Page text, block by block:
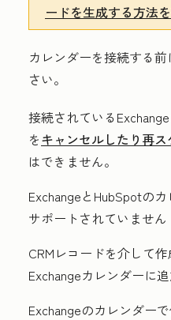
ードを生成する方法
カレンダーを接続する
さい。
接続されている
をキャンセルしたり再
はできません。
ExchangeとHubSpotの
サポートされていません
CRMレコードを介して
Exchangeカレンダーに
Exchangeのカレンダー